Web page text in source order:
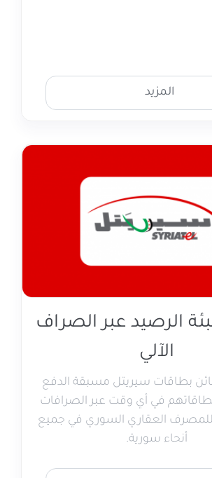
المزيد
الرصيد عبر الصراف
الآلي
بطاقات سيريتل مسبقة الدفع
في أي وقت عبر الصرافات
للمصرف العقاري السوري في جميع
أنحاء سورية.